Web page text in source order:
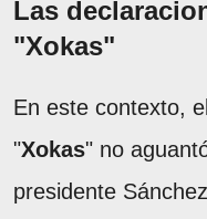
Las
"Xokas"
En este contexto,
"Xokas" no
presidente